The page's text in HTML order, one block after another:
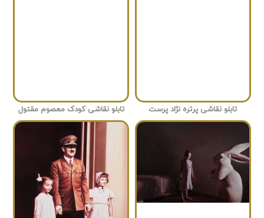
تابلو نقاشی پرتره نژاد پرست تابلو نقاشی کودک معصوم مقتول